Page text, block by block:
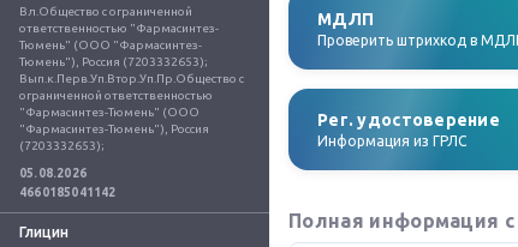
Вл.Общество с ограниченной
ответственностью "Фармасинтез-
Тюмень" (ООО "Фармасинтез-
Тюмень"), Россия (7203332653);
Вып.к.Перв.Уп.Втор.Уп.Пр.Общество с
ограниченной ответственностью
"Фармасинтез-Тюмень" (ООО
"Фармасинтез-Тюмень"), Россия
(7203332653);
05.08.2026
4660185041142
Глицин
МДЛП
Проверить штрихкод в
Рег. удостоверение
Информация из ГРЛС
Полная информация с